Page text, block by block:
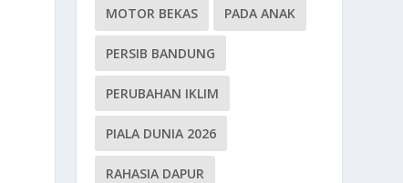
MOTOR BEKAS PADA ANAK
PERSIB BANDUNG
PERUBAHAN IKLIM
PIALA DUNIA 2026
RAHASIA DAPUR